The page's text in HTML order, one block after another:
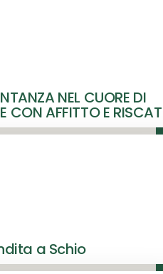
NEL CUORE DI
CON AFFITTO E
a Schio